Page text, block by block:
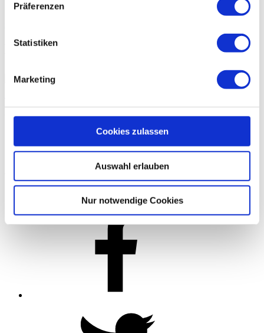
Präferenzen
Statistiken
Marketing
Cookies zulassen
Auswahl erlauben
Nur notwendige Cookies
Eine Abteilung des
Unterstützt von
Aus dem Training
Facebook